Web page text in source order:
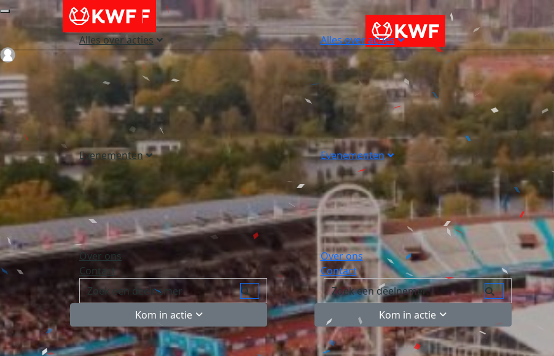
Alles over acties
Evenementen
Over ons
Contact
Kom in actie
Alles over acties
Evenementen
Over ons
Contact
Kom in actie
Login